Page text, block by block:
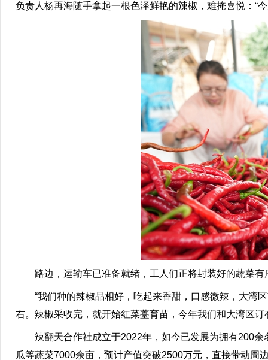
负责人杨再海随手拿起一根色泽鲜艳的辣椒，难掩喜悦：“
路边，运输车已准备就绪，工人们正将封装好的蔬菜有
“我们种的辣椒品相好，吃起来香甜，口感微辣，大湾区
右。辣椒采收完，就开始红菜薹育苗，今年我们和大湾区订
辣翻天合作社成立于2022年，如今已发展为拥有200余
瓜等蔬菜7000余亩，预计产值突破2500万元，直接带动周